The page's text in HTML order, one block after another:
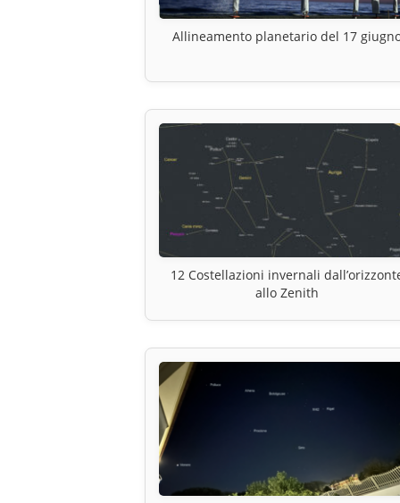
Allineamento planetario del 17
12 Costellazioni invernali
allo Zenith